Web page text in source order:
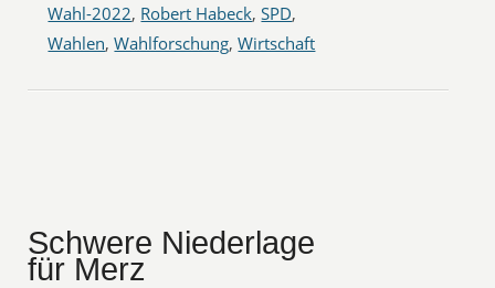
Wahl-2022, Robert Habeck,SPD,
Wahlen,Wahlforschung,Wirtschaft
Schwere Niederlage
für Merz